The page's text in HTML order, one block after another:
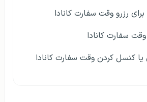
رزرو وقت سفارت کانادا
وقت سفارت کانادا
یا کنسل کردن وقت سفارت کانادا